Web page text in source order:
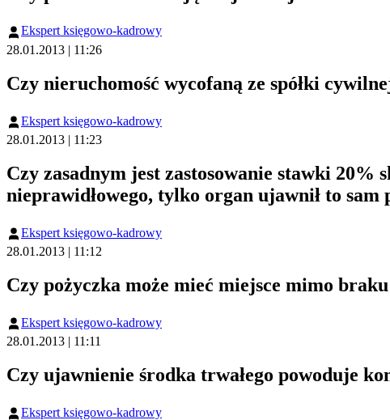
Ekspert księgowo-kadrowy
28.01.2013 | 11:26
Czy nieruchomość wycofaną ze spółki
Ekspert księgowo-kadrowy
28.01.2013 | 11:23
Czy zasadnym jest zastosowanie stawki
nieprawidłowego, tylko organ ujawnił to
Ekspert księgowo-kadrowy
28.01.2013 | 11:12
Czy pożyczka może mieć miejsce mimo
Ekspert księgowo-kadrowy
28.01.2013 | 11:11
Czy ujawnienie środka trwałego powoduje
Ekspert księgowo-kadrowy